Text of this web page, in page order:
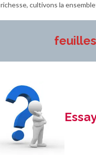
richesse, cultivons la